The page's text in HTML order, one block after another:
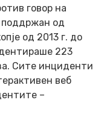
говор на
поддржан од
од 2013 г. до
223
Сите инциденти
веб
–